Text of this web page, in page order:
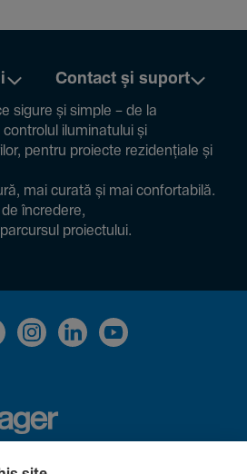
Contact și suport
sigure și simple – de la
ilumi­na­tului și
pentru proiecte rezi­den­țiale și
mai curată și mai confor­ta­bilă.
încre­dere,
proiec­tului.